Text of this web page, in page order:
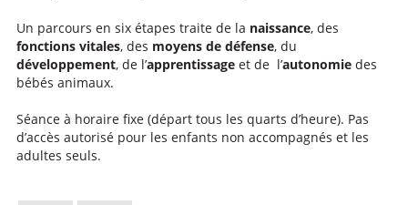
Un parcours en six étapes traite de la naissance, des
fonctions vitales, des moyens de défense, du
développement, de l’apprentissage et de l’autonomie des
bébés animaux.
Séance à horaire fixe (départ tous les quarts d’heure). Pas
d’accès autorisé pour les enfants non accompagnés et les
adultes seuls.